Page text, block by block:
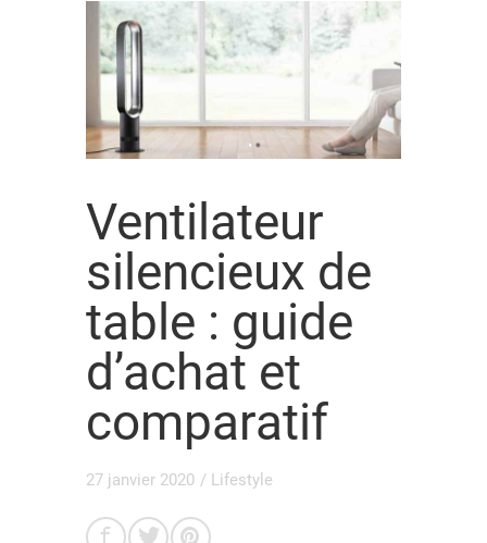
Ventilateur
silencieux de
table : guide
d’achat et
comparatif
27 janvier 2020 / Lifestyle